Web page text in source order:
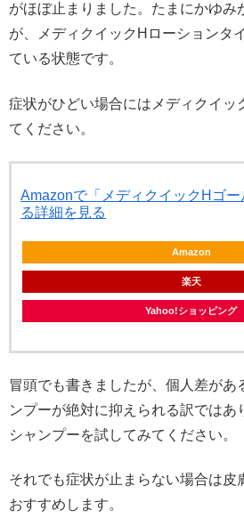
がほぼ止まりました。たまにかゆみ
が、メディクイックHローションタ
ている状態です。
症状がひどい場合にはメディクイッ
てください。
Amazonで「メディクイックHゴ
る詳細を見る
Amazon
楽天
Yahoo!ショッピング
冒頭でも書きましたが、個人差があ
ンプーが絶対に抑えられる訳ではあ
シャンプーを試してみてください。
それでも症状が止まらない場合は皮
おすすめします。